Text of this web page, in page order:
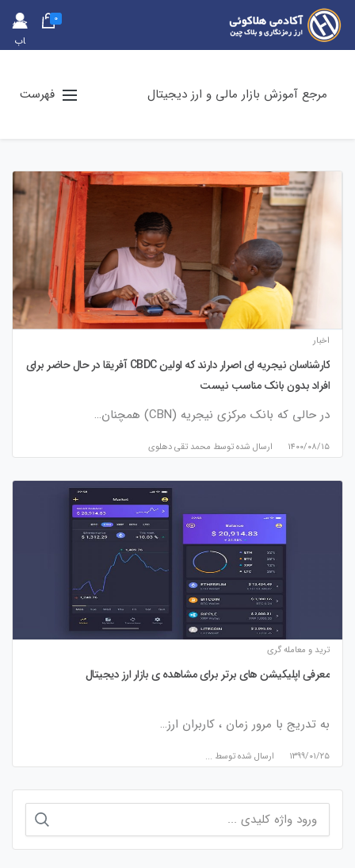
حس
اب
0
مرجع آموزش بازار مالی و ارز دیجیتال فهرست
اخبار
کارشناسان نیجریه ای اصرار دارند که اولین CBDC آفریقا در حال حاضر برای
افراد بدون بانک مناسب نیست
در حالی که بانک مرکزی نیجریه (CBN) همچنان…
۱۴۰۰/۰۸/۱۵ ارسال شده توسط محمد تقی دهلوی
ترید و معامله گری
معرفی اپلیکیشن های برتر برای مشاهده ی بازار ارز دیجیتال
به تدریج با مرور زمان ، کاربران ارز…
۱۳۹۹/۰۱/۲۵ ارسال شده توسط ...
برای: